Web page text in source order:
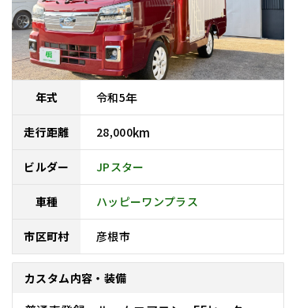
年式 令和5年
走行距離 28,000km
ビルダー JPスター
車種 ハッピーワンプラス
市区町村 彦根市
カスタム内容・装備